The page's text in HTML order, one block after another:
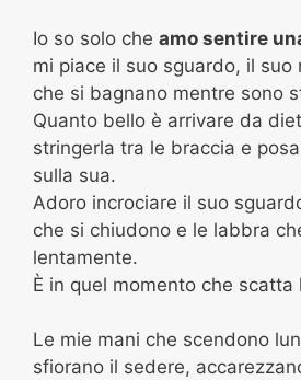
Io so solo che amo sentire
mi piace il suo sguardo, il suo
che si bagnano mentre sono
Quanto bello è arrivare da
stringerla tra le braccia e
sulla sua.
Adoro incrociare il suo
che si chiudono e le labbra
lentamente.
È in quel momento che scatta
Le mie mani che scendono
sfiorano il sedere,